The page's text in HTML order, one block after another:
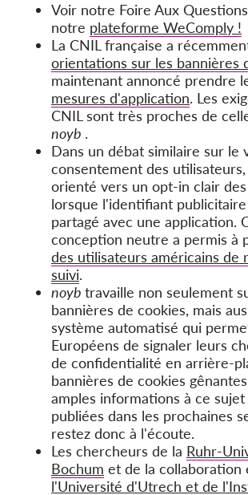
Voir notre Foire Aux Questions
notre plateforme WeComply !
La CNIL française a
orientations sur les bannières
maintenant annoncé prendre
mesures d'application. Les
CNIL sont très proches de
noyb .
Dans un débat similaire sur le
consentement des
orienté vers un opt-in clair
lorsque l'identifiant
partagé avec une application.
conception neutre a permis à
des utilisateurs américains de
suivi.
noyb travaille non seulement
bannières de cookies, mais
système automatisé qui
Européens de signaler leurs
de confidentialité en arrière-
bannières de cookies
amples informations à ce
publiées dans les prochaines
restez donc à l'écoute.
Les chercheurs de la Ruhr-
Bochum et de la collaboration
l'Université d'Utrech et de